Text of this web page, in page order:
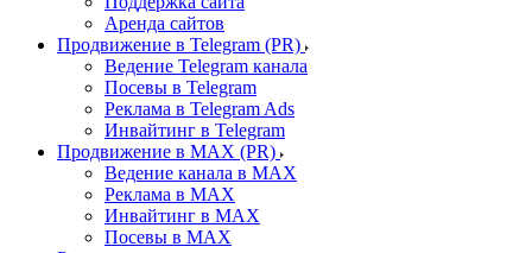
Аренда сайтов
Продвижение в Telegram (PR)
Ведение Telegram канала
Посевы в Telegram
Реклама в Telegram Ads
Инвайтинг в Telegram
Продвижение в MAX (PR)
Ведение канала в MAX
Реклама в MAX
Инвайтинг в MAX
Посевы в MAX